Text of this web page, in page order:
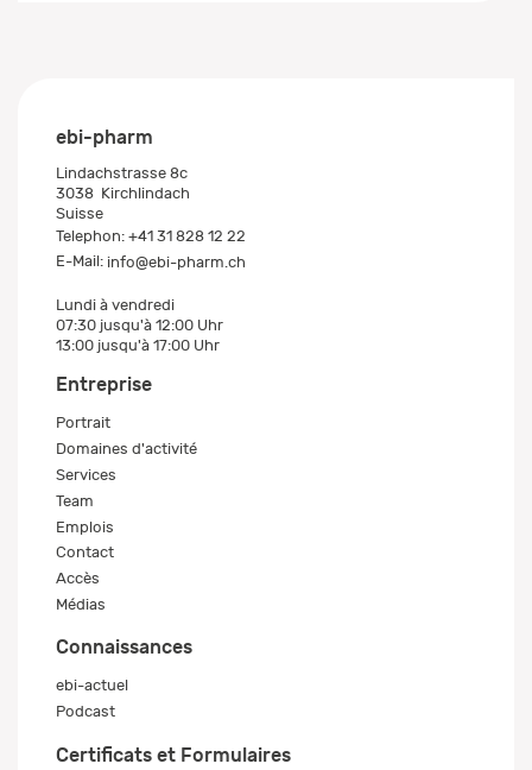
ebi-pharm
Lindachstrasse 8c
3038 Kirchlindach
Suisse
Telephon: +41 31 828 12 22
E-Mail: info@ebi-pharm.ch
Lundi à vendredi
07:30 jusqu'à 12:00 Uhr
13:00 jusqu'à 17:00 Uhr
Entreprise
Portrait
Domaines d'activité
Services
Team
Emplois
Contact
Accès
Médias
Connaissances
ebi-actuel
Podcast
Certificats et Formulaires